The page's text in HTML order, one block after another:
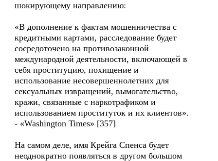
шокирующему направлению:
«В дополнение к фактам мошенничества с
кредитными картами, расследование будет
сосредоточено на противозаконной
международной деятельности, включающей в
себя проституцию, похищение и
использование несовершеннолетних для
сексуальных извращений, вымогательство,
кражи, связанные с наркотрафиком и
использованием проституток и их клиентов».
- «Washington Times» [357]
На самом деле, имя Крейга Спенса будет
неоднократно появляться в другом большом